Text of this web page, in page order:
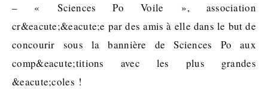
– « Sciences Po Voile », association
cr&eacute;&eacute;e par des amis à elle dans le but de
concourir sous la bannière de Sciences Po aux
comp&eacute;titions avec les plus grandes
&eacute;coles !